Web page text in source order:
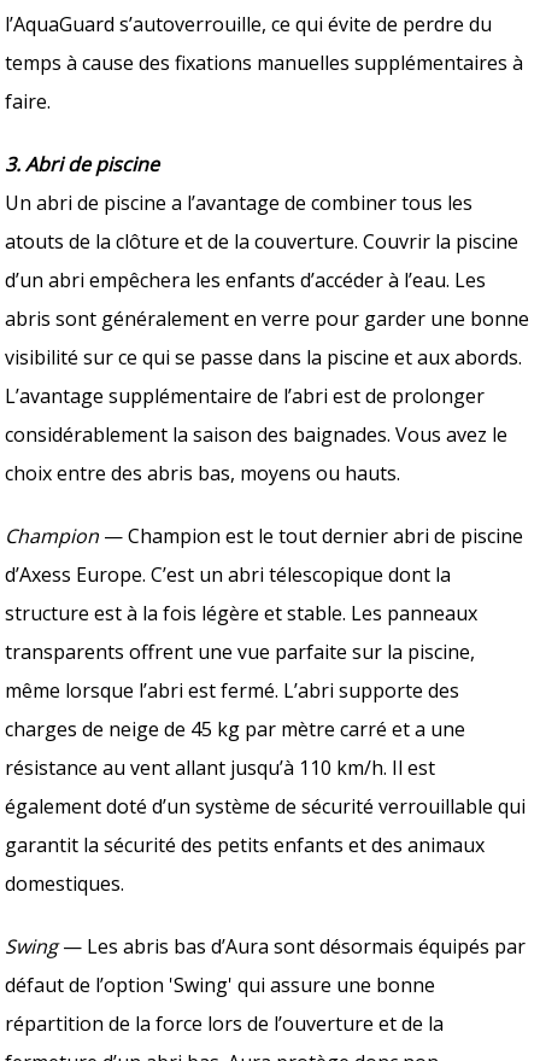
l’AquaGuard s’autoverrouille, ce qui évite de perdre du
temps à cause des fixations manuelles supplémentaires à
faire.
3. Abri de piscine
Un abri de piscine a l’avantage de combiner tous les
atouts de la clôture et de la couverture. Couvrir la piscine
d’un abri empêchera les enfants d’accéder à l’eau. Les
abris sont généralement en verre pour garder une bonne
visibilité sur ce qui se passe dans la piscine et aux abords.
L’avantage supplémentaire de l’abri est de prolonger
considérablement la saison des baignades. Vous avez le
choix entre des abris bas, moyens ou hauts.
Champion — Champion est le tout dernier abri de piscine
d’Axess Europe. C’est un abri télescopique dont la
structure est à la fois légère et stable. Les panneaux
transparents offrent une vue parfaite sur la piscine,
même lorsque l’abri est fermé. L’abri supporte des
charges de neige de 45 kg par mètre carré et a une
résistance au vent allant jusqu’à 110 km/h. Il est
également doté d’un système de sécurité verrouillable qui
garantit la sécurité des petits enfants et des animaux
domestiques.
Swing— Les abris bas d’Aura sont désormais équipés par
défaut de l’option 'Swing' qui assure une bonne
répartition de la force lors de l’ouverture et de la